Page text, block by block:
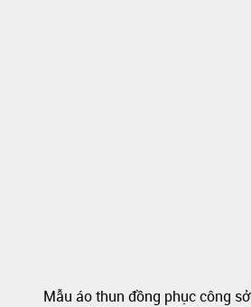
Mẫu áo thun đồng phục công sở